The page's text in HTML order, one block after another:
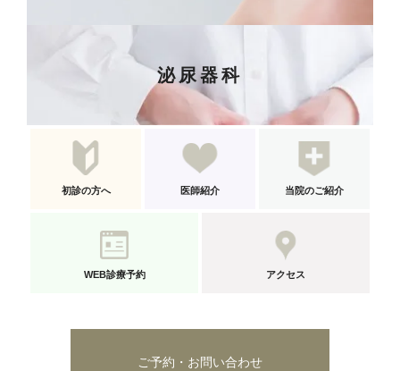
泌尿器科
初診の方へ 医師紹介 当院のご紹介
WEB診療予約 アクセス
ご予約・お問い合わせ